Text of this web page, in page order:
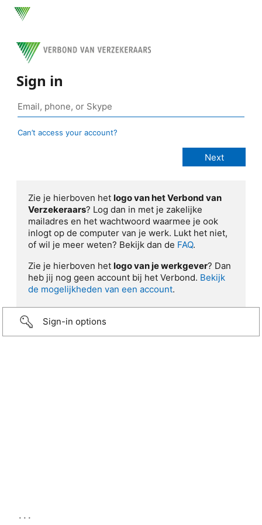
Sign in
Can’t access your account?
Zie je hierboven het logo van het Verbond van
Verzekeraars? Log dan in met je zakelijke
mailadres en het wachtwoord waarmee je ook
inlogt op de computer van je werk. Lukt het niet,
of wil je meer weten? Bekijk dan de FAQ.
Zie je hierboven het logo van je werkgever? Dan
heb jij nog geen account bij het Verbond. Bekijk
de mogelijkheden van een account.
Sign-in options
...